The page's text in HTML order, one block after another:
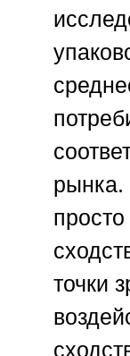
рынка.
точки